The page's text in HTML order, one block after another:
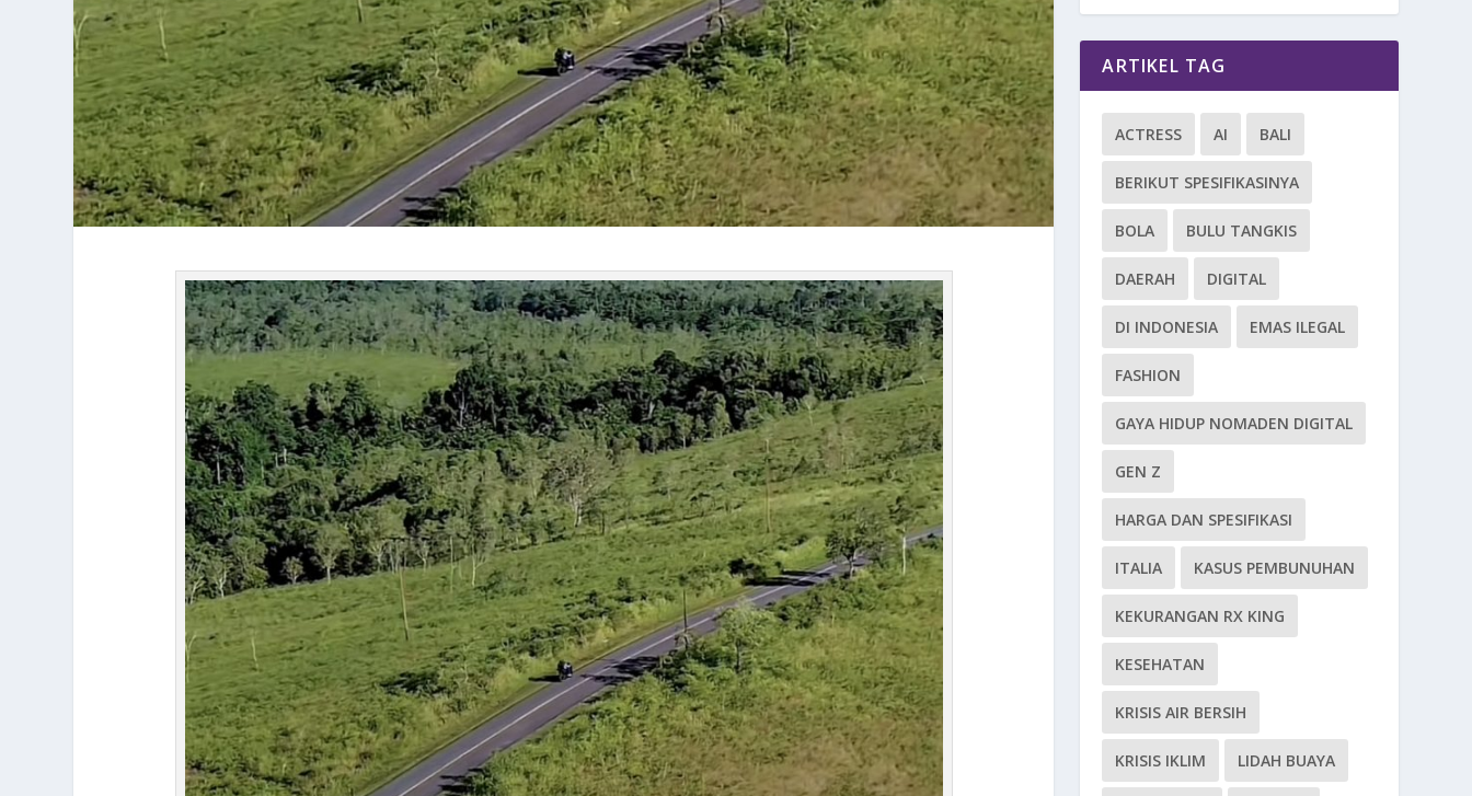
ARTIKEL TAG
ACTRESS AI BALI
BERIKUT SPESIFIKASINYA
BOLA BULU TANGKIS
DAERAH DIGITAL
DI INDONESIA EMAS ILEGAL
FASHION
GAYA HIDUP NOMADEN DIGITAL
GEN Z
HARGA DAN SPESIFIKASI
ITALIA KASUS PEMBUNUHAN
KEKURANGAN RX KING
KESEHATAN
KRISIS AIR BERSIH
KRISIS IKLIM LIDAH BUAYA